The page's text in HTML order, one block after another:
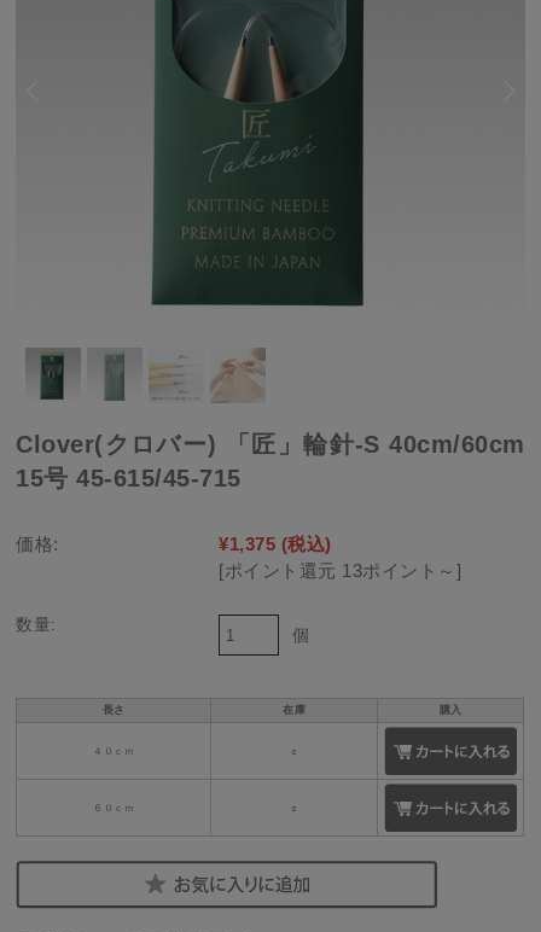
Clover(クロバー) 「匠」輪針-S 40cm/60cm
15号 45-615/45-715
価格: ¥1,375 (税込)
[ポイント還元 13ポイント～]
数量:
個
長さ 在庫 購入
４０ｃｍ ○
６０ｃｍ ○